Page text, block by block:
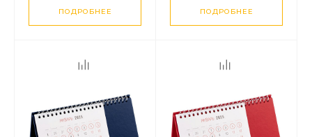
ПОДРОБНЕЕ ПОДРОБНЕЕ